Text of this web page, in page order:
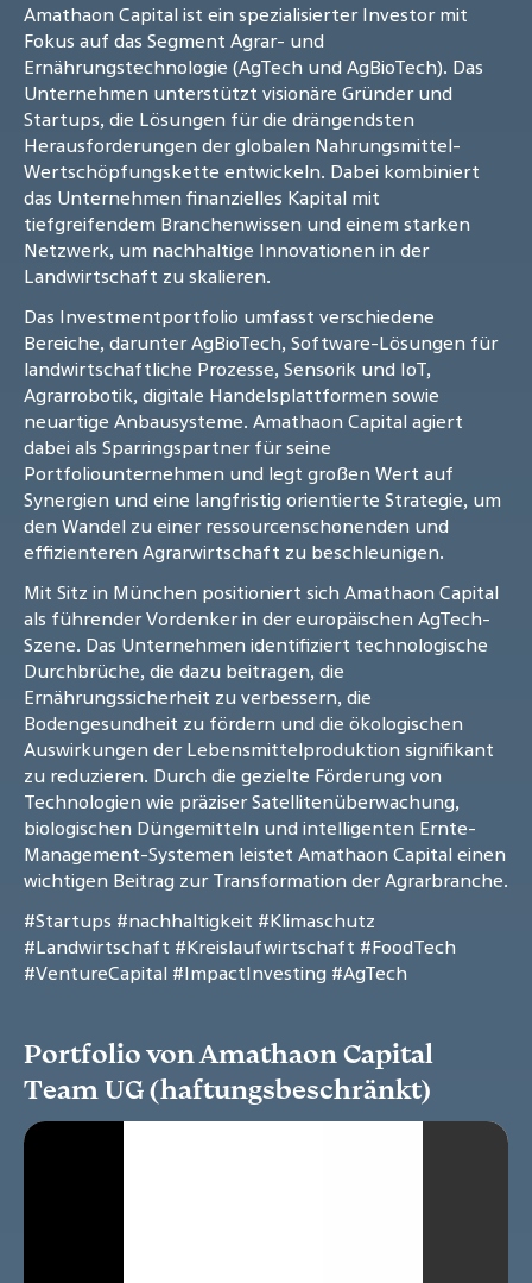
Amathaon Capital ist ein spezialisierter Investor mit
Fokus auf das Segment Agrar- und
Ernährungstechnologie (AgTech und AgBioTech). Das
Unternehmen unterstützt visionäre Gründer und
Startups, die Lösungen für die drängendsten
Herausforderungen der globalen Nahrungsmittel-
Wertschöpfungskette entwickeln. Dabei kombiniert
das Unternehmen finanzielles Kapital mit
tiefgreifendem Branchenwissen und einem starken
Netzwerk, um nachhaltige Innovationen in der
Landwirtschaft zu skalieren.
Das Investmentportfolio umfasst verschiedene
Bereiche, darunter AgBioTech, Software-Lösungen für
landwirtschaftliche Prozesse, Sensorik und IoT,
Agrarrobotik, digitale Handelsplattformen sowie
neuartige Anbausysteme. Amathaon Capital agiert
dabei als Sparringspartner für seine
Portfoliounternehmen und legt großen Wert auf
Synergien und eine langfristig orientierte Strategie, um
den Wandel zu einer ressourcenschonenden und
effizienteren Agrarwirtschaft zu beschleunigen.
Mit Sitz in München positioniert sich Amathaon Capital
als führender Vordenker in der europäischen AgTech-
Szene. Das Unternehmen identifiziert technologische
Durchbrüche, die dazu beitragen, die
Ernährungssicherheit zu verbessern, die
Bodengesundheit zu fördern und die ökologischen
Auswirkungen der Lebensmittelproduktion signifikant
zu reduzieren. Durch die gezielte Förderung von
Technologien wie präziser Satellitenüberwachung,
biologischen Düngemitteln und intelligenten Ernte-
Management-Systemen leistet Amathaon Capital einen
wichtigen Beitrag zur Transformation der Agrarbranche.
#Startups #nachhaltigkeit #Klimaschutz
#Landwirtschaft #Kreislaufwirtschaft #FoodTech
#VentureCapital #ImpactInvesting #AgTech
Portfolio von Amathaon Capital
Team UG (haftungsbeschränkt)